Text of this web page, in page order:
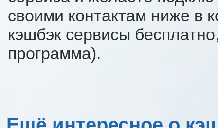
своими контактам ниже в
кэшбэк сервисы
программа).